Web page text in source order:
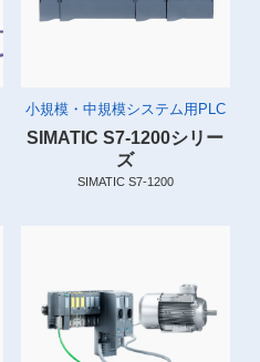
小規模・中規模システム用PLC
SIMATIC S7-1200シリー
ズ
SIMATIC S7-1200